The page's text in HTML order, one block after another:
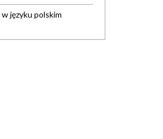
języku polskim